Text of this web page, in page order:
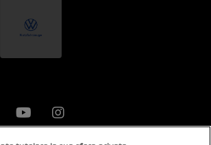
YouTubeInstagram